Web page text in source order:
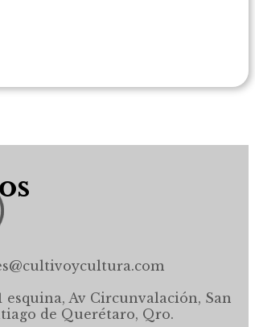
esquina, Av Circunvalación, San
de Querétaro, Qro.